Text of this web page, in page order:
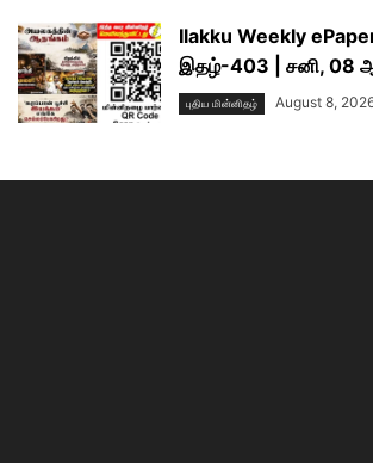
Ilakku Weekly
இதழ்-403 | சனி, 08
புதிய மின்னிதழ் August 8,